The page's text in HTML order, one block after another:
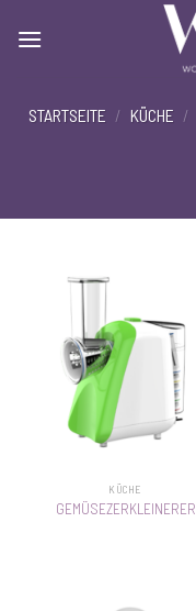
STARTSEITE / KÜCHE /
KÜCHE
GEMÜSEZERKLEINERER